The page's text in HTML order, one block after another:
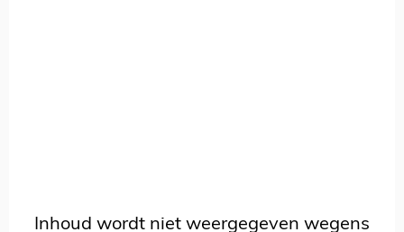
Inhoud wordt niet weergegeven wegens